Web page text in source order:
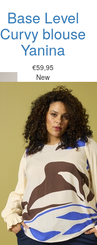
Base Level
Curvy blouse
Yanina
€59,95
New